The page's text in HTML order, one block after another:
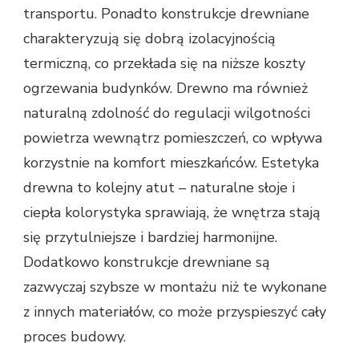
transportu. Ponadto konstrukcje drewniane
charakteryzują się dobrą izolacyjnością
termiczną, co przekłada się na niższe koszty
ogrzewania budynków. Drewno ma również
naturalną zdolność do regulacji wilgotności
powietrza wewnątrz pomieszczeń, co wpływa
korzystnie na komfort mieszkańców. Estetyka
drewna to kolejny atut – naturalne słoje i
ciepła kolorystyka sprawiają, że wnętrza stają
się przytulniejsze i bardziej harmonijne.
Dodatkowo konstrukcje drewniane są
zazwyczaj szybsze w montażu niż te wykonane
z innych materiałów, co może przyspieszyć cały
proces budowy.